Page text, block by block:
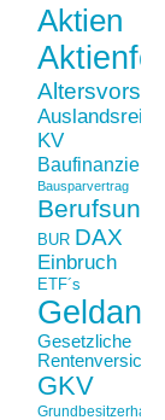
Aktien
Auslandsreise
KV
Bausparvertrag
BUR DAX
Einbruch
ETF´s
Gesetzliche
GKV